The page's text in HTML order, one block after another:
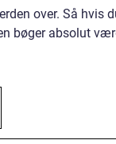
over. Så hvis
bøger absolut